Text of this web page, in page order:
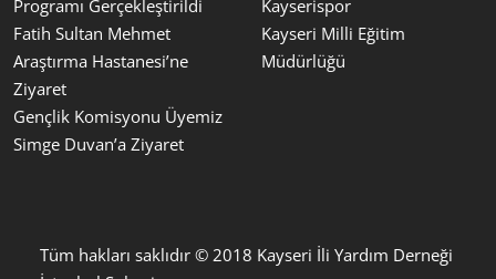
Programı Gerçekleştirildi
Fatih Sultan Mehmet
Araştırma Hastanesi’ne
Ziyaret
Gençlik Komisyonu Üyemiz
Simge Duvan’a Ziyaret
Kayserispor
Kayseri Milli Eğitim
Müdürlüğü
Tüm hakları saklıdır © 2018 Kayseri İli Yardım Derneği